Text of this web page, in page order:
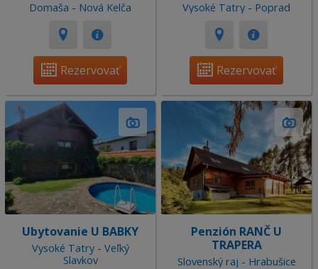
Domaša - Nová Kelča
Rezervovať
Vysoké Tatry - Poprad
Rezervovať
Ubytovanie U BABKY
Vysoké Tatry - Veľký
Slavkov
Penzión RANČ U
TRAPERA
Slovenský raj - Hrabušice